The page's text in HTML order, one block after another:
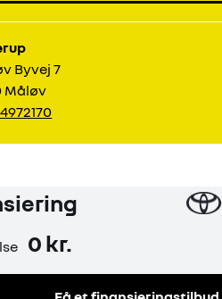
Byvej 7
Måløv